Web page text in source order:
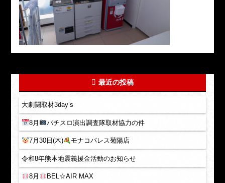
最近の投稿
大劇闘取材3day’s
8月 パチスロ演出調査隊取材協力の件
7月30日(木) モナコパレス菊陽店
令和8年熊本地震義援金活動のお知らせ
8月 BEL☆AIR MAX